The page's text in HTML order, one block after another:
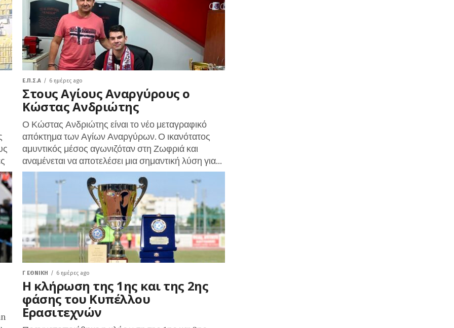
Ε.Π.Σ.Α 6 ημέρες ago
Στους Αγίους Αναργύρους ο
Κώστας Ανδριώτης
Ο Κώστας Ανδριώτης είναι το νέο μεταγραφικό
απόκτημα των Αγίων Αναργύρων. Ο ικανότατος
αμυντικός μέσος αγωνιζόταν στη Ζωφριά και
αναμένεται να αποτελέσει μια σημαντική λύση για...
Γ ΕΘΝΙΚΉ 6 ημέρες ago
Η κλήρωση της 1ης και της 2ης
φάσης του Κυπέλλου
Ερασιτεχνών